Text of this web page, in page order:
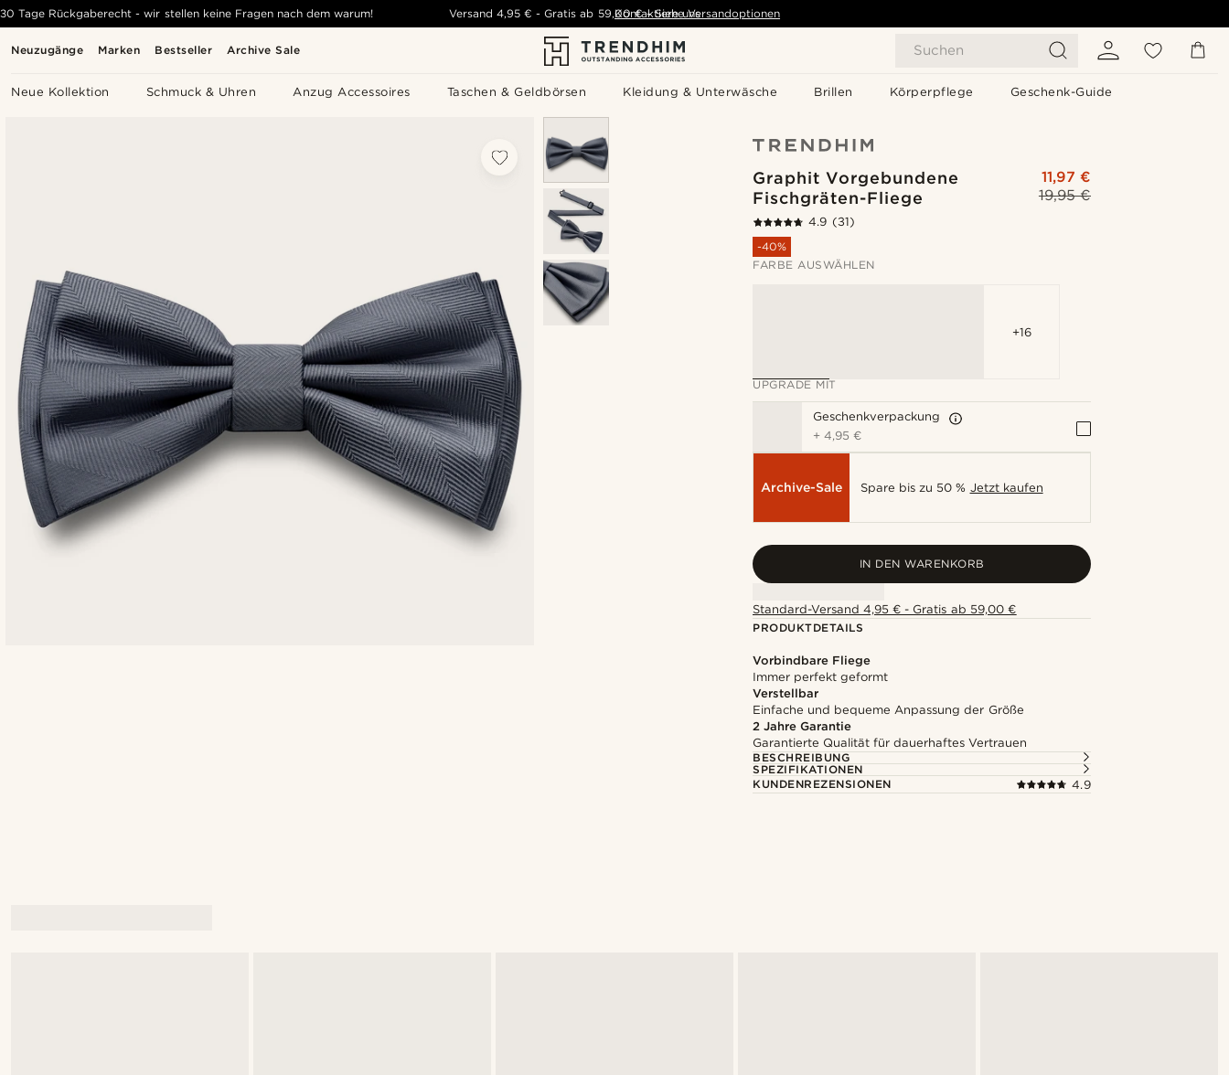
Neuzugänge Marken Bestseller Archive Sale Suchen
Neue Kollektion Schmuck & Uhren Anzug Accessoires Taschen & Geldbörsen Kleidung & Unterwäsche Brillen Körperpflege Geschenk-Guide
30 Tage Rückgaberecht - wir stellen keine Fragen nach dem warum! Versand 4,95 € -Gratis ab 59,00 € - Siehe Versandoptionen
Kontaktiere uns
Graphit Vorgebundene
Fischgräten-Fliege
19,95 €
11,97 €
4.9 (31)
-40%
FARBE AUSWÄHLEN
+16
UPGRADE MIT
Geschenkverpackung
+4,95 €
Archive-Sale Spare bis zu 50 % Jetzt kaufen
IN DEN WARENKORB
Standard-Versand 4,95 € - Gratis ab 59,00 €
PRODUKTDETAILS
Vorbindbare Fliege
Immer perfekt geformt
Verstellbar
Einfache und bequeme Anpassung der Größe
2 Jahre Garantie
Garantierte Qualität für dauerhaftes Vertrauen
BESCHREIBUNG
SPEZIFIKATIONEN
KUNDENREZENSIONEN
4.9